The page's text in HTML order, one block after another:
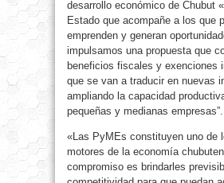
desarrollo económico de Chubut
Estado que acompañe a los que
emprenden y generan
impulsamos una propuesta que
beneficios fiscales y exenciones
que se van a traducir en nuevas
ampliando la capacidad
pequeñas y medianas empresas”.
«Las PyMEs constituyen uno de
motores de la economía
compromiso es brindarles